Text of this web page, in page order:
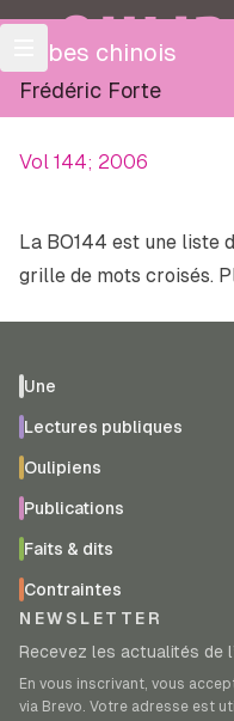
Tubes chinois
Frédéric Forte
Vol 144; 2006
La BO144 est une liste
grille de mots croisés.
Une
Lectures publiques
Oulipiens
Publications
Faits & dits
Contraintes
NEWSLETTER
Recevez les actualités de
En vous inscrivant, vous
via Brevo. Votre adresse est